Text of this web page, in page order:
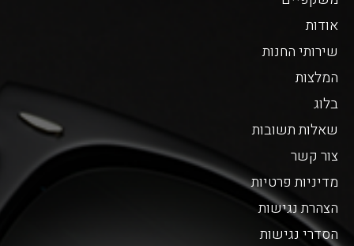
אודות
שירותי החנות
המלצות
בלוג
שאלות תשובות
צור קשר
מדיניות פרטיות
הצהרת נגישות
הסדרי נגישות